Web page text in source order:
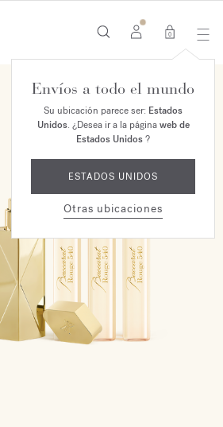
0
Envíos a todo el mundo
Su ubicación parece ser: Estados
Unidos. ¿Desea ir a la páginaweb de
Estados Unidos?
ESTADOS UNIDOS
Otras ubicaciones
EXCLUSIVO EN LÍNEA